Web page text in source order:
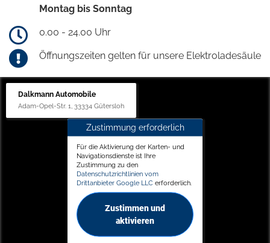
Montag bis Sonntag
0.00 - 24.00 Uhr
Öffnungszeiten gelten für unsere Elektroladesäule
Dalkmann Automobile
Adam-Opel-Str. 1, 33334 Gütersloh
Zustimmung erforderlich
Für die Aktivierung der Karten- und
Navigationsdienste ist Ihre
Zustimmung zu den
Datenschutzrichtlinien vom
Drittanbieter Google LLC erforderlich.
Zustimmen und
aktivieren